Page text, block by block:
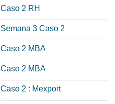
Caso 2 RH
Semana 3 Caso 2
Caso 2 MBA
Caso 2 MBA
Caso 2 : Mexport